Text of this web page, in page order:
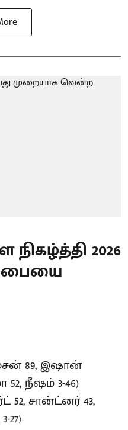
2026
89, இஷான்
நீஷம் 3-46)
52, சான்ட்னர் 43,
27)